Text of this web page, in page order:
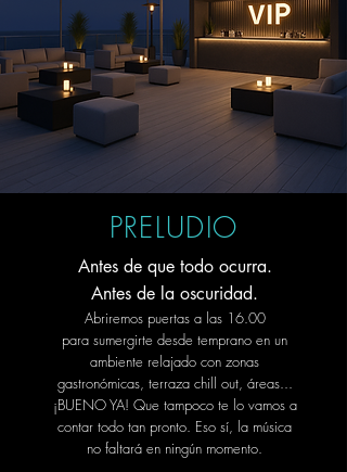
PRELUDIO
Antes de que todo ocurra.
Antes de la oscuridad.
Abriremos puertas a las 16.00
para sumergirte desde temprano en un
ambiente relajado con zonas
gastronómicas, terraza chill out, áreas...
¡BUENO YA! Que tampoco te lo vamos a
contar todo tan pronto. Eso sí, la música
no faltará en ningún momento.